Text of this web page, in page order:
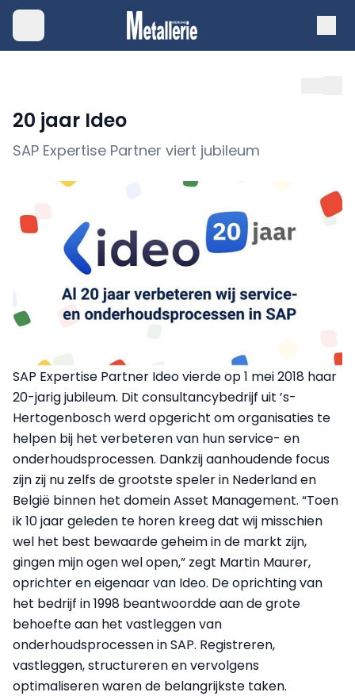
20 jaar Ideo
SAP Expertise Partner viert jubileum
SAP Expertise Partner Ideo vierde op 1 mei 2018 haar
20-jarig jubileum. Dit consultancybedrijf uit ’s-
Hertogenbosch werd opgericht om organisaties te
helpen bij het verbeteren van hun service- en
onderhoudsprocessen. Dankzij aanhoudende focus
zijn zij nu zelfs de grootste speler in Nederland en
België binnen het domein Asset Management. “Toen
ik 10 jaar geleden te horen kreeg dat wij misschien
wel het best bewaarde geheim in de markt zijn,
gingen mijn ogen wel open,” zegt Martin Maurer,
oprichter en eigenaar van Ideo. De oprichting van
het bedrijf in 1998 beantwoordde aan de grote
behoefte aan het vastleggen van
onderhoudsprocessen in SAP. Registreren,
vastleggen, structureren en vervolgens
optimaliseren waren de belangrijkste taken.